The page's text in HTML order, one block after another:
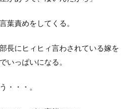
葉責めをしてくる。
長にヒィヒィ言わされている嫁を
いっぱいになる。
・・・。